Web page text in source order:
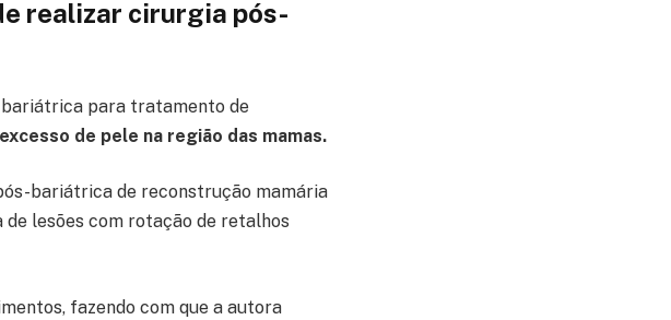
realizar cirurgia pós-
bariátrica para tratamento de
de pele na região das mamas.
bariátrica de reconstrução mamária
lesões com rotação de retalhos
fazendo com que a autora